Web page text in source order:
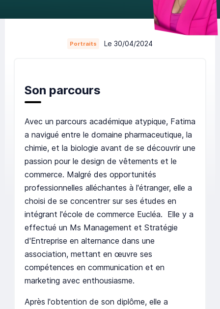
Portraits Le 30/04/2024
Son parcours
Avec un parcours académique atypique, Fatima
a navigué entre le domaine pharmaceutique, la
chimie, et la biologie avant de se découvrir une
passion pour le design de vêtements et le
commerce. Malgré des opportunités
professionnelles alléchantes à l'étranger, elle a
choisi de se concentrer sur ses études en
intégrant l'école de commerce Eucléa. Elle y a
effectué un Ms Management et Stratégie
d'Entreprise en alternance dans une
association, mettant en œuvre ses
compétences en communication et en
marketing avec enthousiasme.
Après l'obtention de son diplôme, elle a